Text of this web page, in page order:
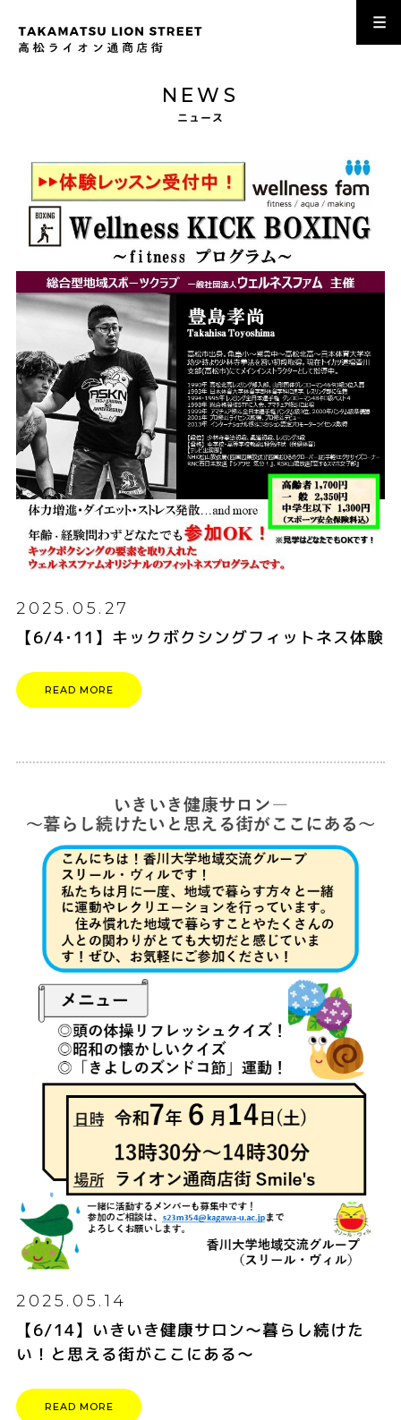
NEWS
ニュース
2025.05.27
【6/4･11】キックボクシングフィットネス体験
READ MORE
2025.05.14
【6/14】いきいき健康サロン～暮らし続けた
い！と思える街がここにある～
READ MORE